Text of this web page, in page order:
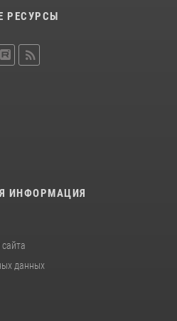
РЕСУРСЫ
ИНФОРМАЦИЯ
данных